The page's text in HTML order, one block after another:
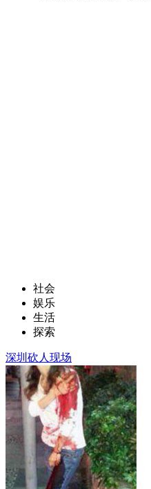
社会
娱乐
生活
探索
深圳砍人现场